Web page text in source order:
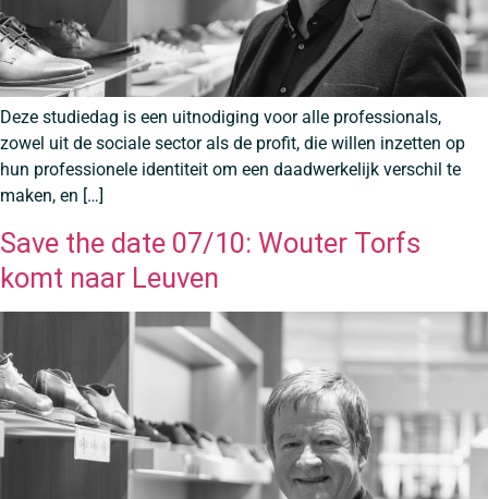
Deze studiedag is een uitnodiging voor alle professionals,
zowel uit de sociale sector als de profit, die willen inzetten op
hun professionele identiteit om een daadwerkelijk verschil te
maken, en […]
Save the date 07/10: Wouter Torfs
komt naar Leuven